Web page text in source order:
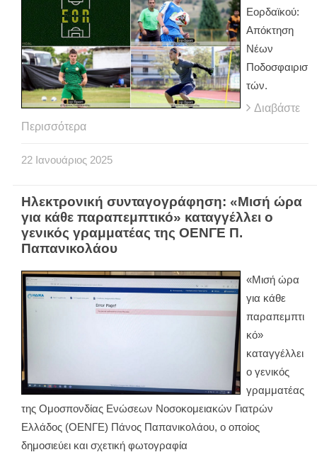
Εορδαϊκού:
Απόκτηση
Νέων
Ποδοσφαιρισ
τών.
Διαβάστε
Περισσότερα
22 Ιανουάριος 2025
Ηλεκτρονική συνταγογράφηση: «Μισή ώρα
για κάθε παραπεμπτικό» καταγγέλλει ο
γενικός γραμματέας της ΟΕΝΓΕ Π.
Παπανικολάου
«Μισή ώρα
για κάθε
παραπεμπτι
κό»
καταγγέλλει
ο γενικός
γραμματέας
της Ομοσπονδίας Ενώσεων Νοσοκομειακών Γιατρών
Ελλάδος (ΟΕΝΓΕ) Πάνος Παπανικολάου, ο οποίος
δημοσιεύει και σχετική φωτογραφία